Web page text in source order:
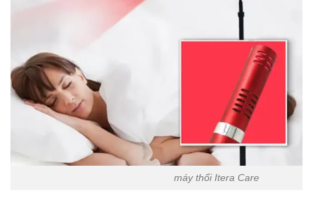
máy thổi Itera Care